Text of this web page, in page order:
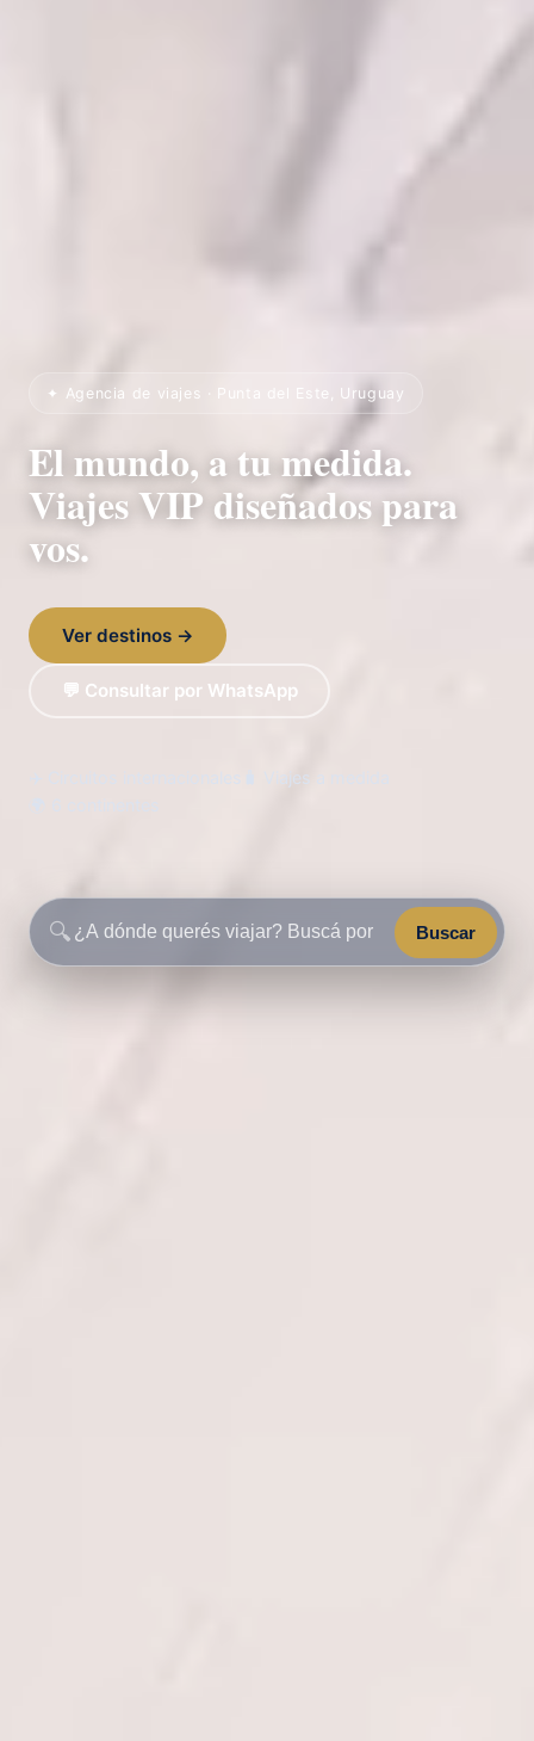
✦ Agencia de viajes · Punta del Este, Uruguay
El mundo, a tu medida.
Viajes VIP diseñados para
vos.
Ver destinos →
💬 Consultar por WhatsApp
🧳 Viajes a medida
🔍 Buscar